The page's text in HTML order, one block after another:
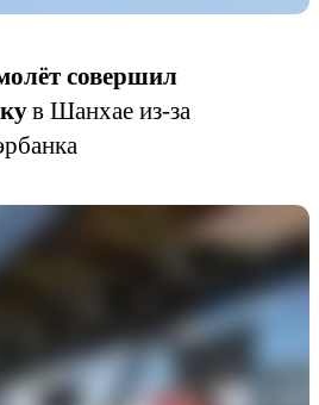
совершил
в Шанхае из-за